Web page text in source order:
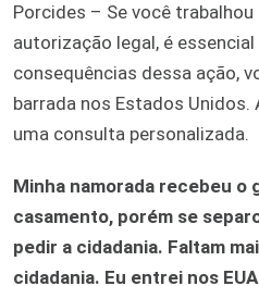
Porcides – Se você
autorização legal, é
consequências dessa ação,
barrada nos Estados Unidos.
uma consulta personalizada.
Minha namorada recebeu o
casamento, porém se
pedir a cidadania. Faltam
cidadania. Eu entrei nos